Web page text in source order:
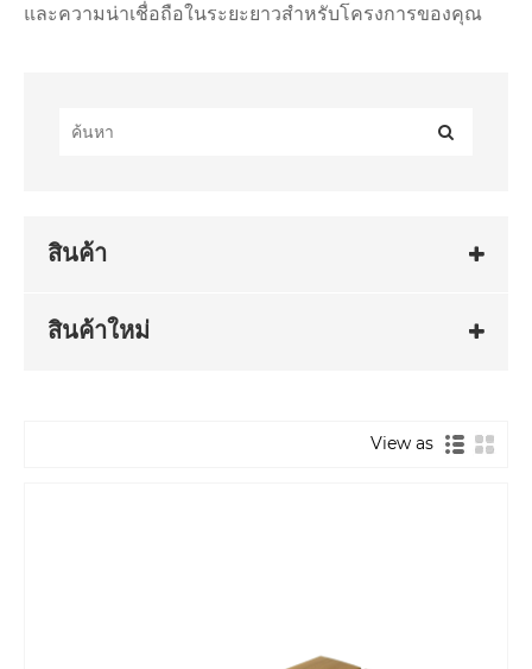
และความน่าเชื่อถือในระยะยาวสำหรับโครงการของคุณ
สินค้า
สินค้าใหม่
View as